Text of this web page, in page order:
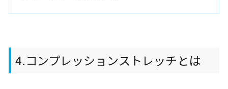
4.コンプレッションストレッチとは